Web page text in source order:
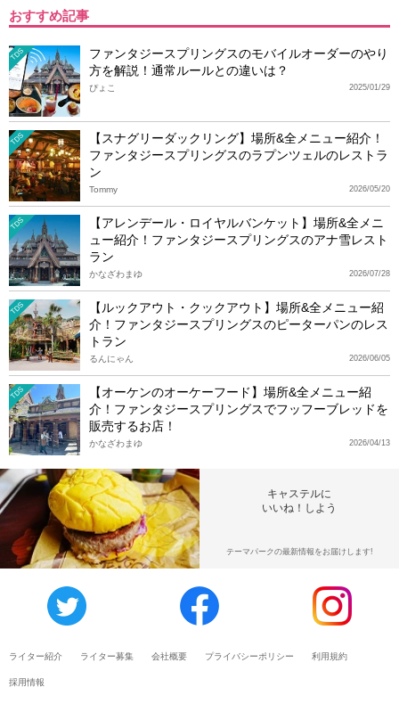
おすすめ記事
TDS
ファンタジースプリングスのモバイルオーダーのやり
方を解説！通常ルールとの違いは？
2025/01/29
ぴょこ
TDS
【スナグリーダックリング】場所&全メニュー紹介！
ファンタジースプリングスのラプンツェルのレストラ
ン
2026/05/20
Tommy
TDS
【アレンデール・ロイヤルバンケット】場所&全メニ
ュー紹介！ファンタジースプリングスのアナ雪レスト
ラン
2026/07/28
かなざわまゆ
TDS
【ルックアウト・クックアウト】場所&全メニュー紹
介！ファンタジースプリングスのピーターパンのレス
トラン
2026/06/05
るんにゃん
TDS
【オーケンのオーケーフード】場所&全メニュー紹
介！ファンタジースプリングスでフッフーブレッドを
販売するお店！
2026/04/13
かなざわまゆ
キャステルに
いいね！しよう
テーマパークの最新情報をお届けします!
ライター紹介 ライター募集 会社概要 プライバシーポリシー 利用規約
採用情報